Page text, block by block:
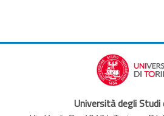
Università degli Studi